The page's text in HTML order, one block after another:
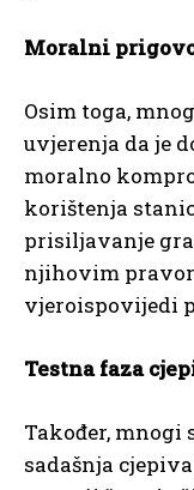
Moralni
Osim toga,
uvjerenja da je
moralno
korištenja
prisiljavanje
njihovim
vjeroispovijedi
Testna faza
Također, mnogi
sadašnja